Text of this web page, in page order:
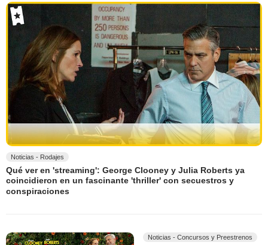
Noticias - Rodajes
Qué ver en 'streaming': George Clooney y Julia Roberts ya
coincidieron en un fascinante 'thriller' con secuestros y
conspiraciones
Noticias - Concursos y Preestrenos